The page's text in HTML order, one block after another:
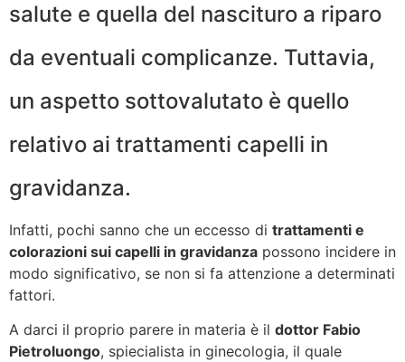
salute e quella del nascituro a riparo
da eventuali complicanze. Tuttavia,
un aspetto sottovalutato è quello
relativo ai trattamenti capelli in
gravidanza.
Infatti, pochi sanno che un eccesso di trattamenti e
colorazioni sui capelli in gravidanza possono incidere in
modo significativo, se non si fa attenzione a determinati
fattori.
A darci il proprio parere in materia è il dottor Fabio
Pietroluongo, spiecialista in ginecologia, il quale